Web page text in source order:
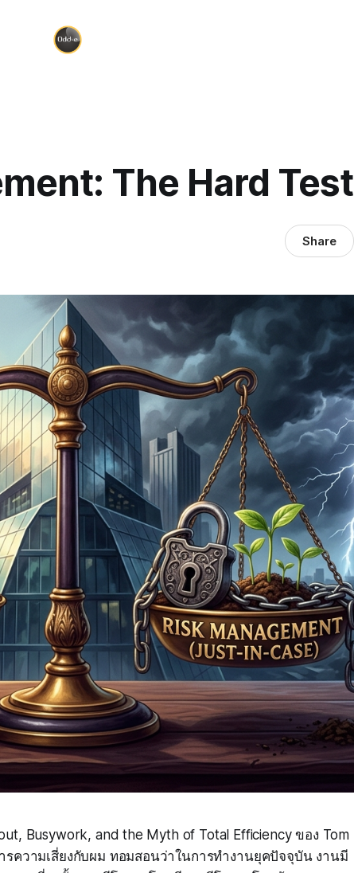
The Hard Test
Share
Busywork, and the Myth of Total Efficiencyของ Tom
รความเสี่ยงกับผม ทอมสอนว่าในการทำงานยุคปัจจุบัน งานมี